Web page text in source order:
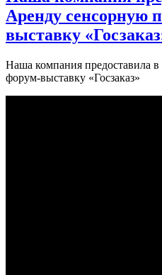
Аренду сенсорную
выставку
Наша компания предоставила
форум-выставку «Госзаказ»